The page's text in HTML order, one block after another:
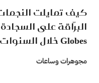
كيف تمايلت
Globes خلال السنوات الماضية؟
مجوهرات وساعات